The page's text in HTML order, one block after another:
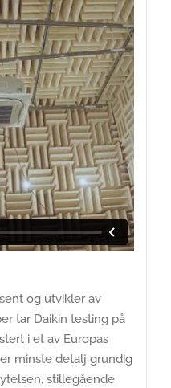
og utvikler av
tar Daikin testing på
i et av Europas
minste detalj grundig
stillegående